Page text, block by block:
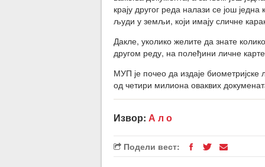
крају другог реда налази се још
људи у земљи, који имају сличне
Дакле, уколико желите да знате
другом реду, на полеђини личне
МУП је почео да издаје
од четири милиона оваквих
Извор: А л о
Подели вест: